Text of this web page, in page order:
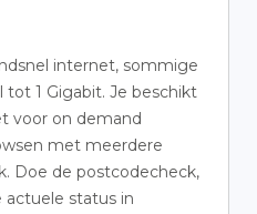
internet, sommige
tot 1 Gigabit. Je beschikt
voor on demand
met meerdere
Doe de postcodecheck,
actuele status in